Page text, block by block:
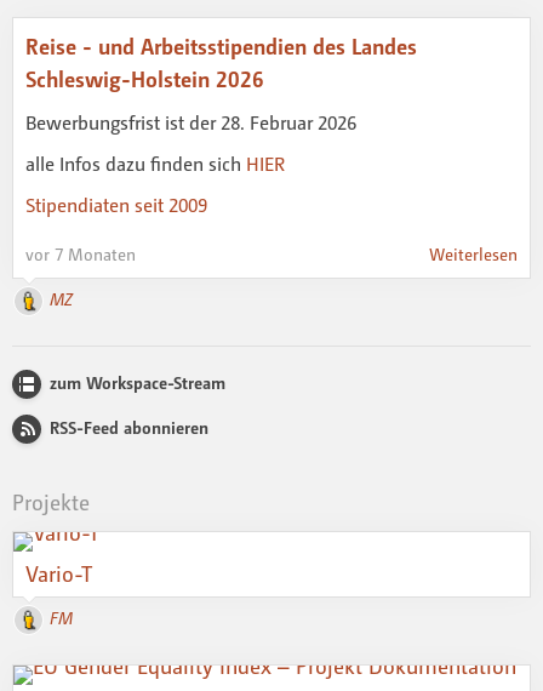
Projekte
Vario-T
FM
Reise - und Arbeitsstipendien des Landes
Schleswig-Holstein 2026
Bewerbungsfrist ist der 28. Februar 2026
alle Infos dazu finden sich HIER
Stipendiaten seit 2009
vor 7 Monaten Weiterlesen
MZ
zum Workspace-Stream
RSS-Feed abonnieren